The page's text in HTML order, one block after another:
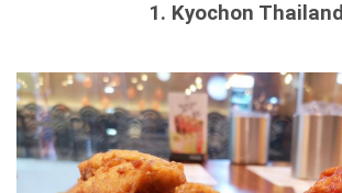
1. Kyochon Thailand